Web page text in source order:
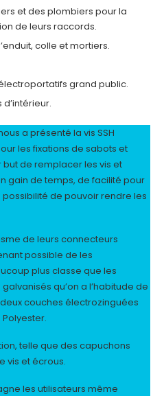
et des plombiers pour la
de leurs raccords.
colle et mortiers.
grand public.
a présenté la vis SSH
les fixations de sabots et
de remplacer les vis et
gain de temps, de facilité pour
de pouvoir rendre les
de leurs connecteurs
possible de les
plus classe que les
qu’on a l’habitude de
couches électrozinguées
telle que des capuchons
vis et écrous.
les utilisateurs même